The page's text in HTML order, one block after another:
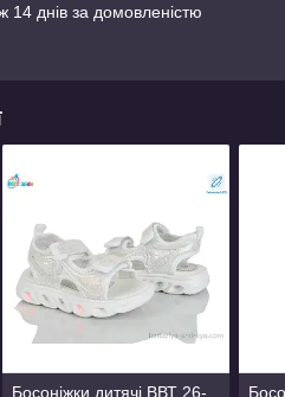
днів за домовленістю
Босоніжки дитячі ВВТ 26-